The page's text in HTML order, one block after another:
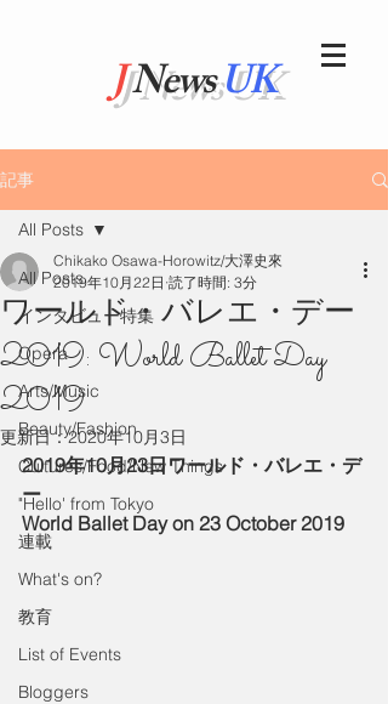
JNewsUK
記事
All Posts
インタビュー特集
Opera
Arts/Music
Beauty/Fashion
Cultures/Food/New Things
"Hello' from Tokyo
連載
What's on?
教育
List of Events
Bloggers
All Posts
ワールド・バレエ・デー
2019: World Ballet Day
2019
Chikako Osawa-Horowitz/大澤史來
2019年10月22日 読了時間: 3分
更新日：2020年10月3日
2019年10月23日ワールド・バレエ・デ
ー
World Ballet Day on 23 October 2019